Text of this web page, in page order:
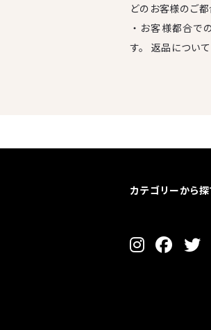
どのお客様のご
・お客様都合で
す。 返品につい
カテゴリーから探